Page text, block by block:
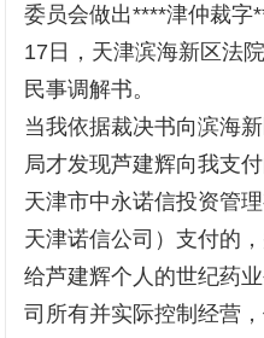
委员会做出****津仲裁字
17日，天津滨海新区法
民事调解书。
当我依据裁决书向滨海
局才发现芦建辉向我支
天津市中永诺信投资管
天津诺信公司）支付的
给芦建辉个人的世纪药
司所有并实际控制经营